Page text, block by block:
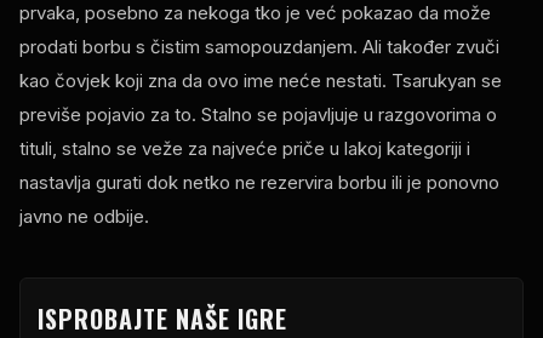
prvaka, posebno za nekoga tko je već pokazao da može
prodati borbu s čistim samopouzdanjem. Ali također zvuči
kao čovjek koji zna da ovo ime neće nestati. Tsarukyan se
previše pojavio za to. Stalno se pojavljuje u razgovorima o
tituli, stalno se veže za najveće priče u lakoj kategoriji i
nastavlja gurati dok netko ne rezervira borbu ili je ponovno
javno ne odbije.
ISPROBAJTE NAŠE IGRE